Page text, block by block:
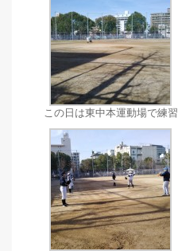
この日は東中本運動場で練習